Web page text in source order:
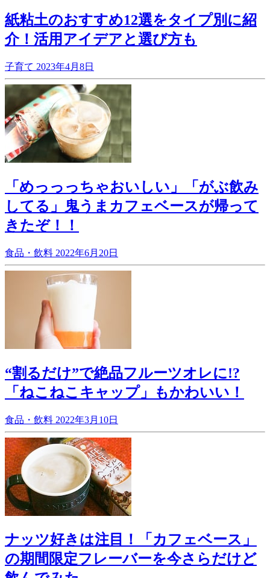
紙粘土のおすすめ12選をタイプ別に紹
介！活用アイデアと選び方も
子育て 2023年4月8日
「めっっっちゃおいしい」「がぶ飲み
してる」鬼うまカフェベースが帰って
きたぞ！！
食品・飲料 2022年6月20日
“割るだけ”で絶品フルーツオレに!?
「ねこねこキャップ」もかわいい！
食品・飲料 2022年3月10日
ナッツ好きは注目！「カフェベース」
の期間限定フレーバーを今さらだけど